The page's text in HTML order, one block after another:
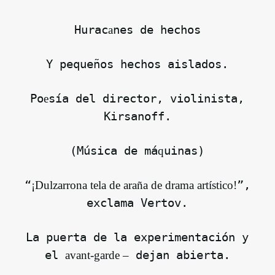
Huracanes de hechos
Y pequeños hechos aislados.
Poesía del director, violinista,
Kirsanoff.
(Música de máquinas)
“¡Dulzarrona tela de araña de drama artístico!”,
exclama Vertov.
La puerta de la experimentación y
el avant-garde –dejan abierta.